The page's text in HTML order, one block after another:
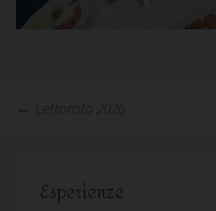
Navigazione
← Lettorato 2026
Esperienze